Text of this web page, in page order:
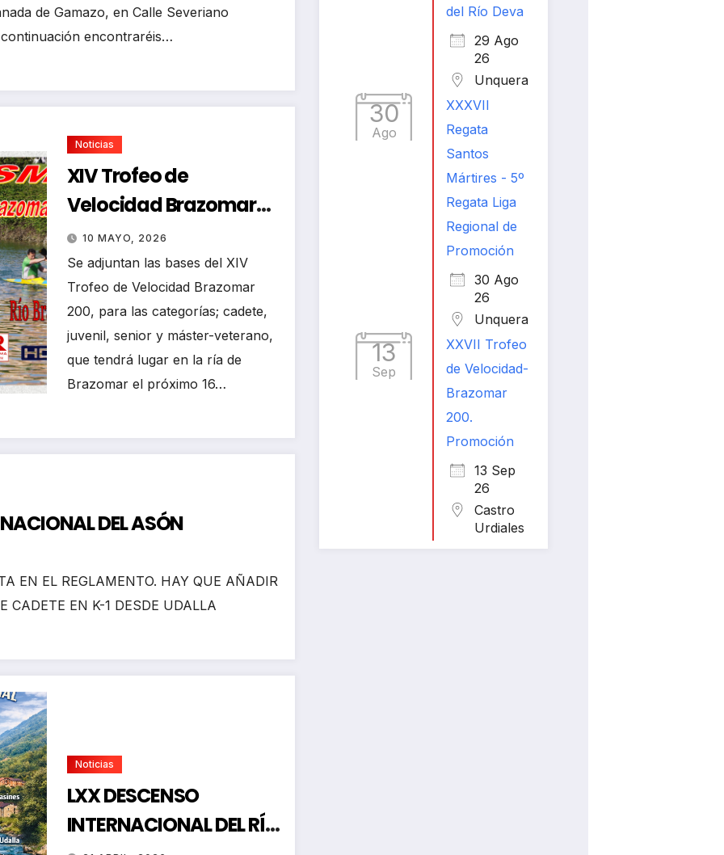
de Gamazo, en Calle Severiano
encontraréis…
Noticias
XIV Trofeo de
Velocidad Brazomar
20010 MAYO, 2026
Se adjuntan las bases del XIV
Trofeo de Velocidad Brazomar
200, para las categorías; cadete,
juvenil, senior y máster-veterano,
que tendrá lugar en la ría de
Brazomar el próximo 16…
DEL ASÓN
EN EL REGLAMENTO. HAY QUE AÑADIR
CADETE EN K-1 DESDE UDALLA
Noticias
LXX DESCENSO
INTERNACIONAL DEL RÍO
del Río Deva
29 Ago
26
Unquera
30
Ago
XXXVII
Regata
Santos
Mártires - 5º
Regata Liga
Regional de
Promoción
30 Ago
26
Unquera
13
Sep
XXVII Trofeo
de Velocidad-
Brazomar
200.
Promoción
13 Sep
26
Castro
Urdiales